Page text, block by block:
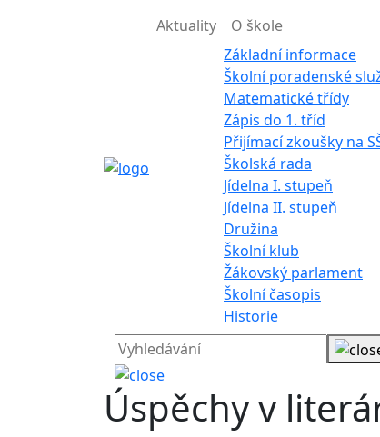
Aktuality
O škole
Základní informace
Školní poradenské
Matematické třídy
Zápis do 1. tříd
Přijímací zkoušky na
Školská rada
Jídelna I. stupeň
Jídelna II. stupeň
Družina
Školní klub
Žákovský parlament
Školní časopis
Historie
Úspěchy v